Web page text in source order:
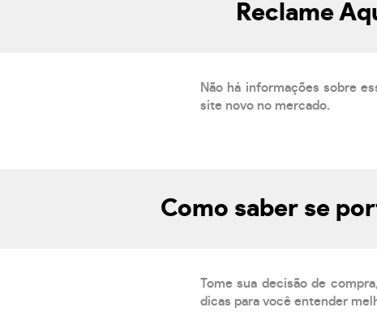
Reclame
Não há informações sobre
site novo no mercado.
Como saber se
Tome sua decisão de
dicas para você entender